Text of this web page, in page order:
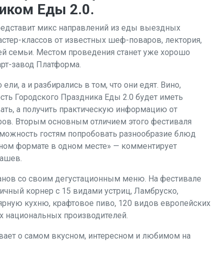
Еды 2.0.
микс направлений из еды выездных
классов от известных шеф-поваров, лектория,
семьи. Местом проведения станет уже хорошо
завод Платформа.
а и разбирались в том, что они едят. Вино,
Городского Праздника Еды 2.0 будет иметь
а получить практическую информацию от
Вторым основным отличием этого фестиваля
гостям попробовать разнообразие блюд
формате в одном месте» — комментирует
со своим дегустационным меню. На фестивале
корнер с 15 видами устриц, Ламбруско,
кухню, крафтовое пиво, 120 видов европейских
производителей.
о самом вкусном, интересном и любимом на